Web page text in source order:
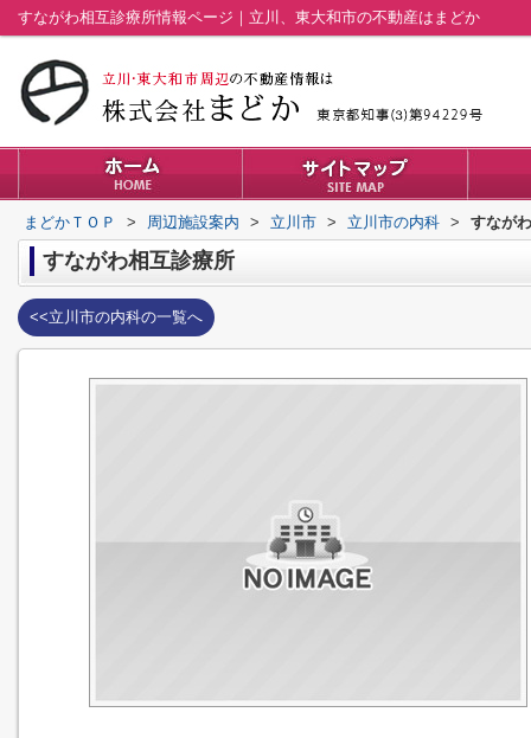
すながわ相互診療所情報ページ｜立川、東大和市の不動産はまどか
まどかＴＯＰ > 周辺施設案内 > 立川市 > 立川市の内科 > すなが
すながわ相互診療所
<<立川市の内科の一覧へ